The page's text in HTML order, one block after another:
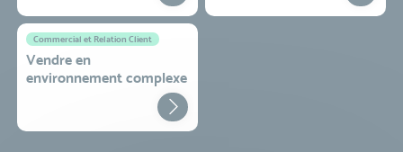
Commercial et Relation Client
Vendre en
environnement complexe